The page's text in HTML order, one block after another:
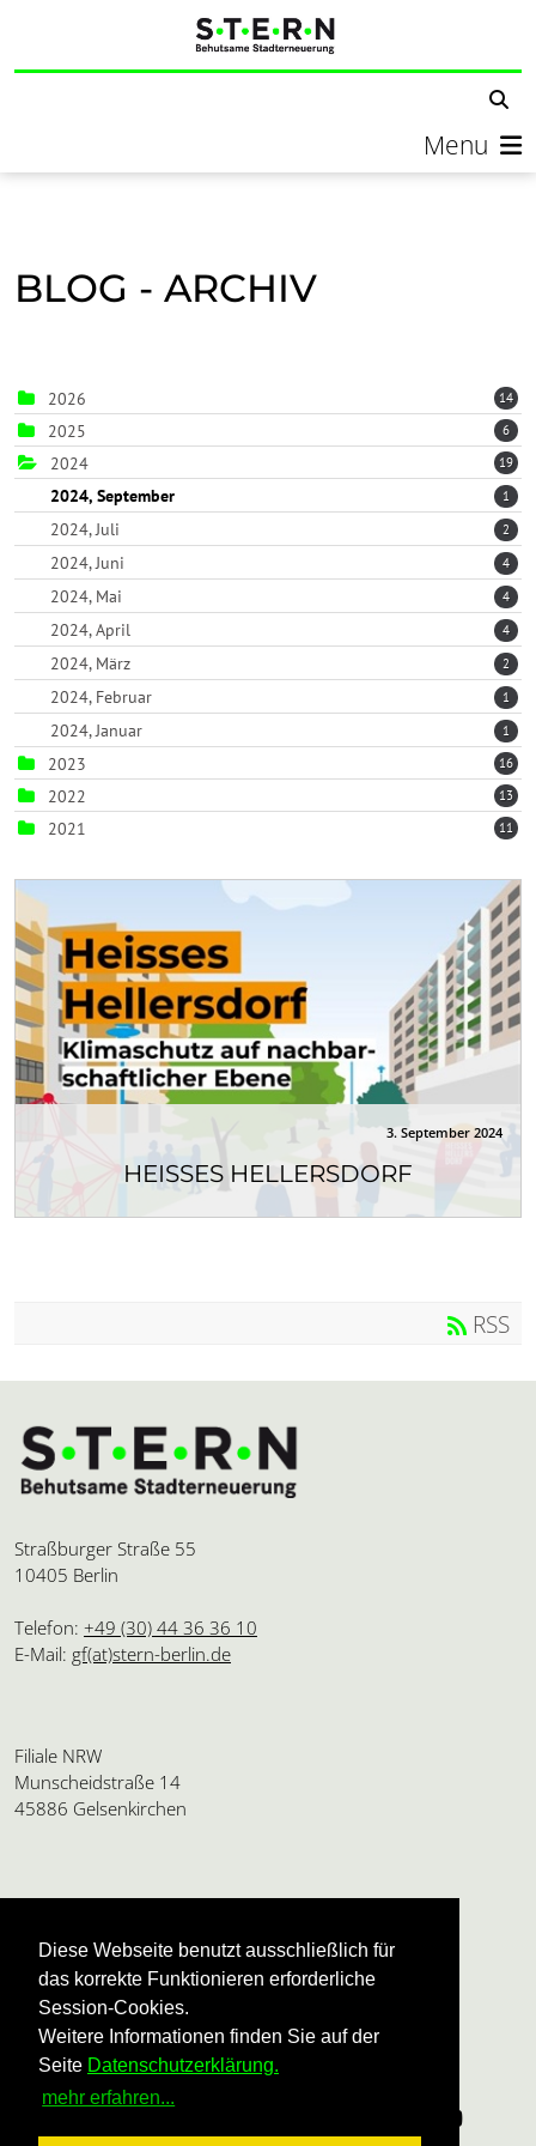
Diese Webseite benutzt ausschließlich für
das korrekte Funktionieren erforderliche
Session-Cookies.
Weitere Informationen finden Sie auf der
Seite Datenschutzerklärung.
mehr erfahren...
Menu
BLOG - ARCHIV
2026 14
2025 6
2024 19
2024, September 1
2024, Juli 2
2024, Juni 4
2024, Mai 4
2024, April 4
2024, März 2
2024, Februar 1
2024, Januar 1
2023 16
2022 13
2021 11
3. September 2024
HEISSES HELLERSDORF
Das Projekt „Heißes Hellersdorf“ ist eine Initiative,
RSS
Straßburger Straße 55
10405 Berlin
Telefon: +49 (30) 44 36 36 10
E-Mail: gf(at)stern-berlin.de
Filiale NRW
Munscheidstraße 14
45886 Gelsenkirchen
HRB 24112 B
USt.ID: DE136595165
Geschäftsführung:
Ulrike Dannel und Beatrice Siegert